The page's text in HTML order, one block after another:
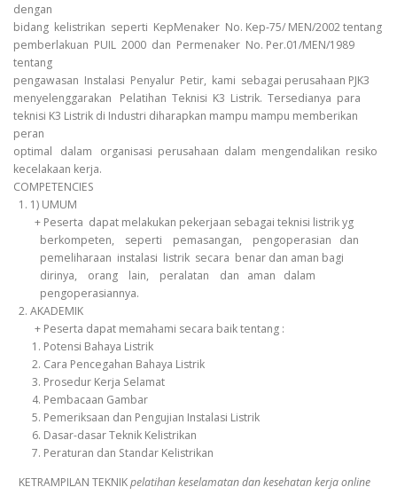
dengan
bidang kelistrikan seperti KepMenaker No. Kep-75/ MEN/2002 tentang
pemberlakuan PUIL 2000 dan Permenaker No. Per.01/MEN/1989
tentang
pengawasan Instalasi Penyalur Petir, kami sebagai perusahaan PJK3
menyelenggarakan Pelatihan Teknisi K3 Listrik. Tersedianya para
teknisi K3 Listrik di Industri diharapkan mampu mampu memberikan
peran
optimal dalam organisasi perusahaan dalam mengendalikan resiko
kecelakaan kerja.
COMPETENCIES
1. 1) UMUM
+ Peserta dapat melakukan pekerjaan sebagai teknisi listrik yg
berkompeten, seperti pemasangan, pengoperasian dan
pemeliharaan instalasi listrik secara benar dan aman bagi
dirinya, orang lain, peralatan dan aman dalam
pengoperasiannya.
2. AKADEMIK
+ Peserta dapat memahami secara baik tentang :
1. Potensi Bahaya Listrik
2. Cara Pencegahan Bahaya Listrik
3. Prosedur Kerja Selamat
4. Pembacaan Gambar
5. Pemeriksaan dan Pengujian Instalasi Listrik
6. Dasar-dasar Teknik Kelistrikan
7. Peraturan dan Standar Kelistrikan
KETRAMPILAN TEKNIKpelatihan keselamatan dan kesehatan kerja online